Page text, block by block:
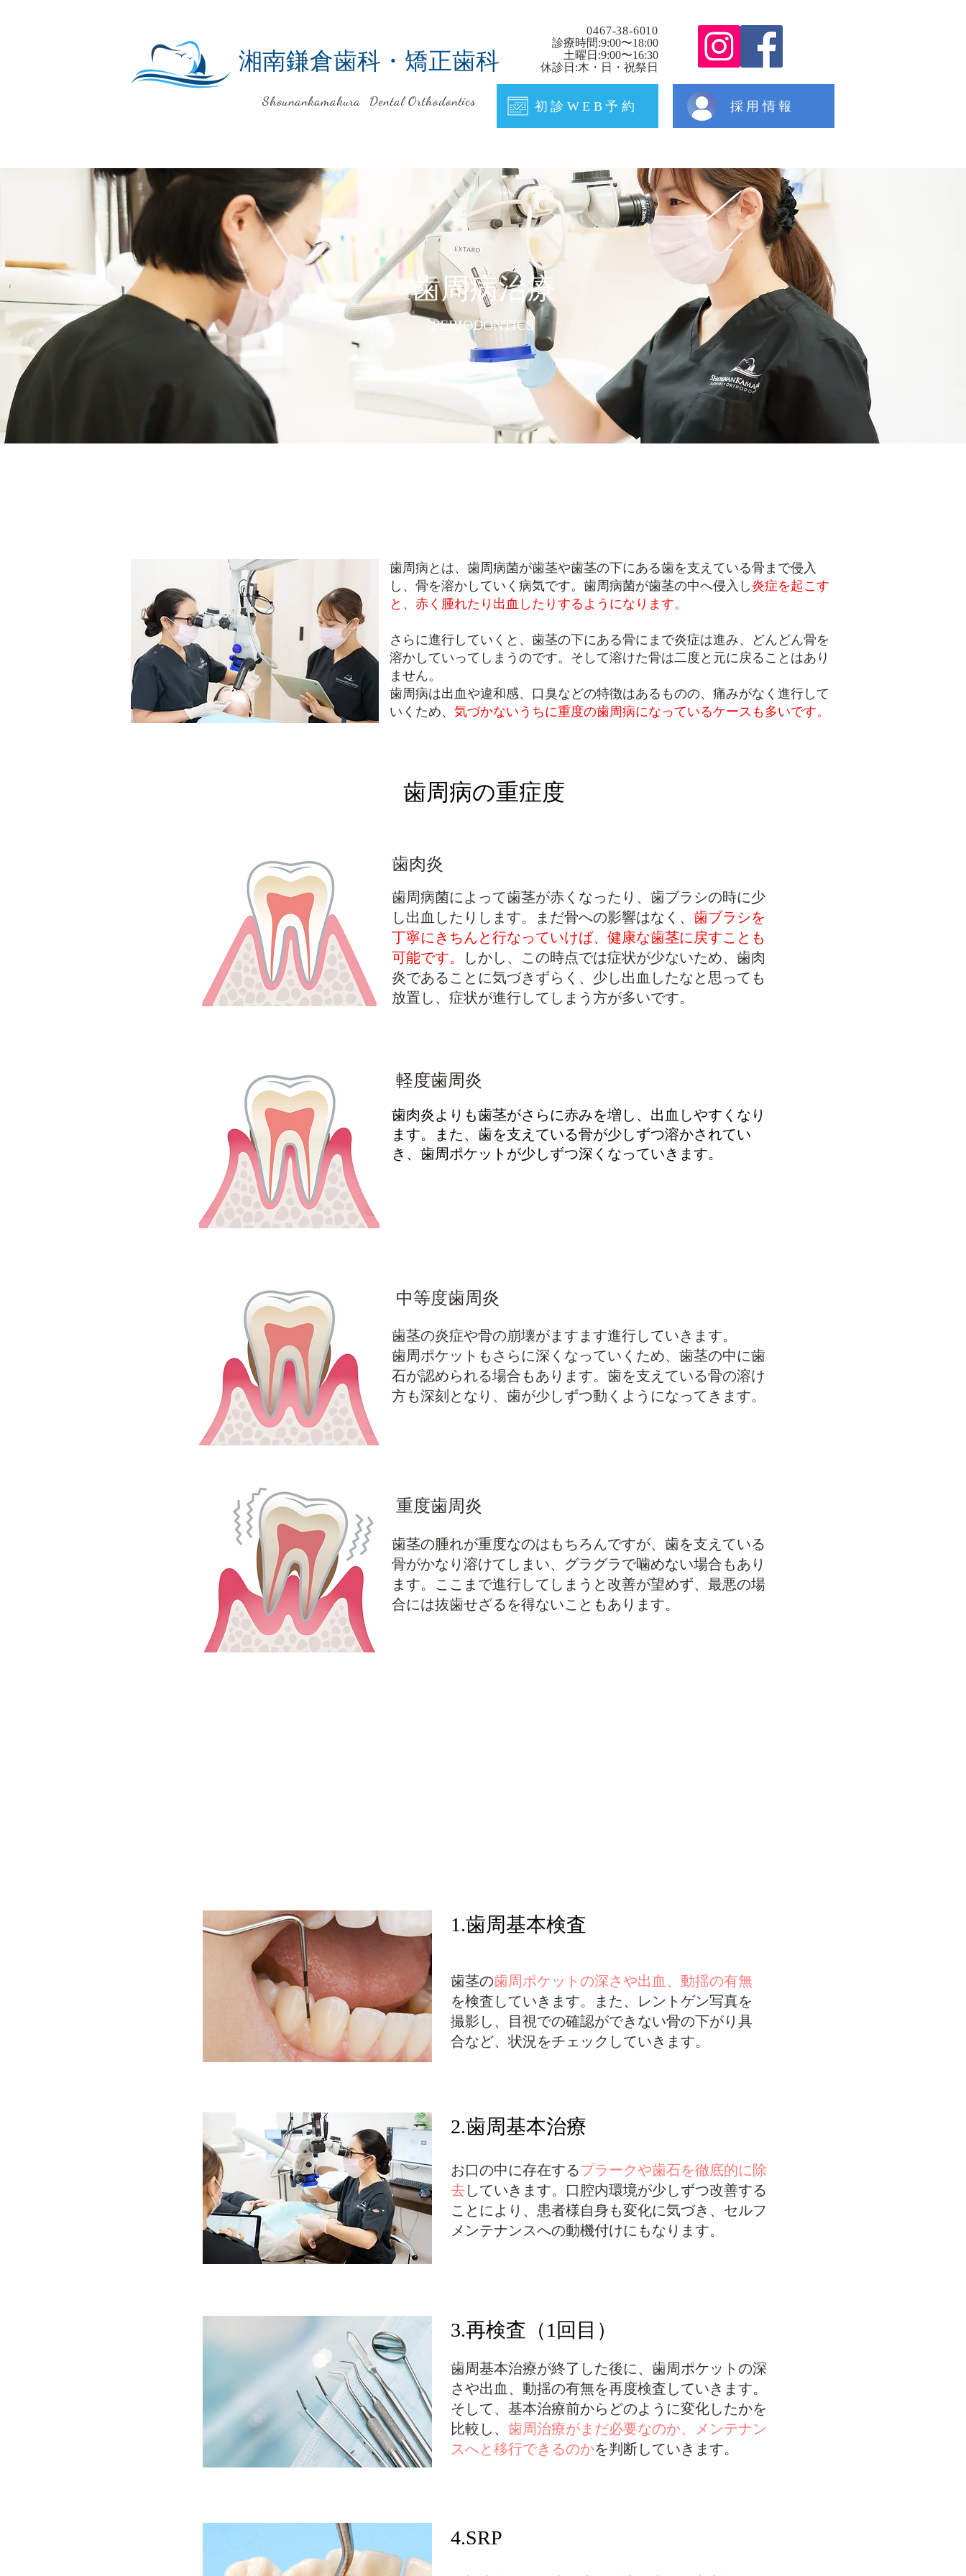
湘南鎌倉歯科・矯正歯科
0467-38-6010
診療時間:9:00〜18:00
土曜日:9:00〜16:30
休診日:木・日・祝祭日
Shounankamakura Dental Orthodontics 初診WEB予約 採用情報
​歯周病治療
PERIODONTICS
歯周病とは、歯周病菌が歯茎や歯茎の下にある歯を支えている骨まで侵入
し、骨を溶かしていく病気です。歯周病菌が歯茎の中へ侵入し 炎症を起こす
と、赤く腫れたり出血したりするようになります。
さらに進行していくと、歯茎の下にある骨にまで炎症は進み、どんどん骨を
溶かしていってしまうのです。そして溶けた骨は二度と元に戻ることはあり
ません。
歯周病は出血や違和感、口臭などの特徴はあるものの、痛みがなく進行して
いくため、 気づかないうちに重度の歯周病になっているケースも多いです。
歯肉炎
歯周病菌によって歯茎が赤くなったり、歯ブラシの時に少
し出血したりします。まだ骨への影響はなく、 歯ブラシを
丁寧にきちんと行なっていけば、健康な歯茎に戻すことも
可能です。
しかし、この時点では症状が少ないため、歯肉
炎であることに気づきずらく、少し出血したなと思っても
放置し、症状が進行してしまう方が多いです。
軽度歯周炎
歯肉炎よりも歯茎がさらに赤みを増し、出血しやすくなり
ます。また、歯を支えている骨が少しずつ溶かされてい
き、歯周ポケットが少しずつ深くなっていきます。
中等度歯周炎
歯茎の炎症や骨の崩壊がますます進行していきます。
歯周ポケットもさらに深くなっていくため、歯茎の中に歯
石が認められる場合もあります。歯を支えている骨の溶け
方も深刻となり、歯が少しずつ動くようになってきます。
重度歯周炎
歯茎の腫れが重度なのはもちろんですが、歯を支えている
骨がかなり溶けてしまい、グラグラで噛めない場合もあり
ます。ここまで進行してしまうと改善が望めず、最悪の場
合には抜歯せざるを得ないこともあります。
​歯周病の重症度
1.歯周基本検査
歯茎の歯周ポケットの深さや出血、動揺の有無
を検査していきます。また、レントゲン写真を
撮影し、目視での確認ができない骨の下がり具
合など、状況をチェックしていきます。
2.歯周基本治療
お口の中に存在するプラークや歯石を徹底的に除
去していきます。口腔内環境が少しずつ改善する
ことにより、患者様自身も変化に気づき、セルフ
メンテナンスへの動機付けにもなります。
3.再検査（1回目）
歯周基本治療が終了した後に、歯周ポケットの深
さや出血、動揺の有無を再度検査していきます。
そして、基本治療前からどのように変化したかを
比較し、 歯周治療がまだ必要なのか、メンテナン
スへと移行できるのかを判断していきます。
4.SRP